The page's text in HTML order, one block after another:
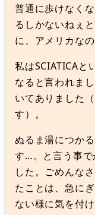
普通に歩けなく
るしかないねぇ
に、アメリカな
私はSCIATICAと
なると言われま
いてありました
す）。
ぬるま湯につか
す…。と言う事で
した。ごめんな
たことは、急に
ない様に気を付